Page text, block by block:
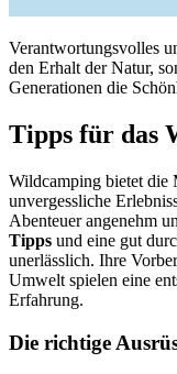
Verantwortungsvolles
den Erhalt der Natur,
Generationen die
Tipps für das
Wildcamping bietet die
unvergessliche
Abenteuer angenehm
Tipps und eine gut
unerlässlich. Ihre
Umwelt spielen eine
Erfahrung.
Die richtige